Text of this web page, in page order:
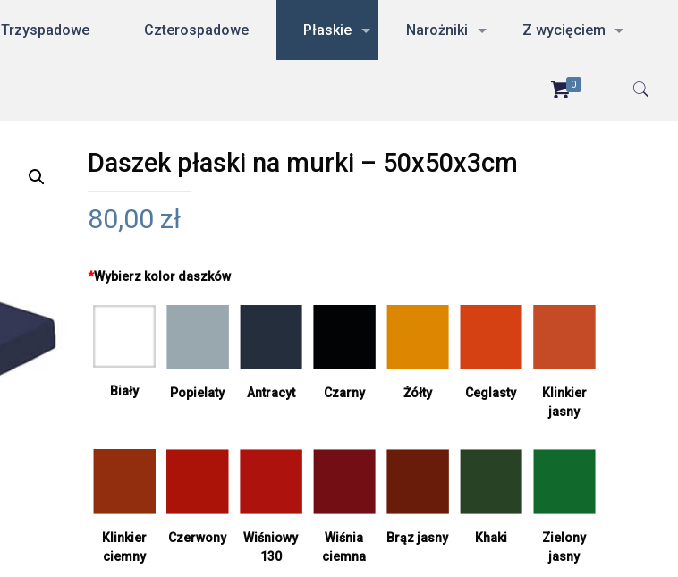
Trzyspadowe Czterospadowe Płaskie Narożniki Z wycięciem
0
Daszek płaski na murki – 50x50x3cm
80,00 zł
*Wybierz kolor daszków
Biały Popielaty Antracyt Czarny Żółty Ceglasty
Klinkier
jasny
Klinkier
ciemny
Czerwony
Wiśniowy
130
Wiśnia
ciemna
Brąz jasny Khaki
Zielony
jasny